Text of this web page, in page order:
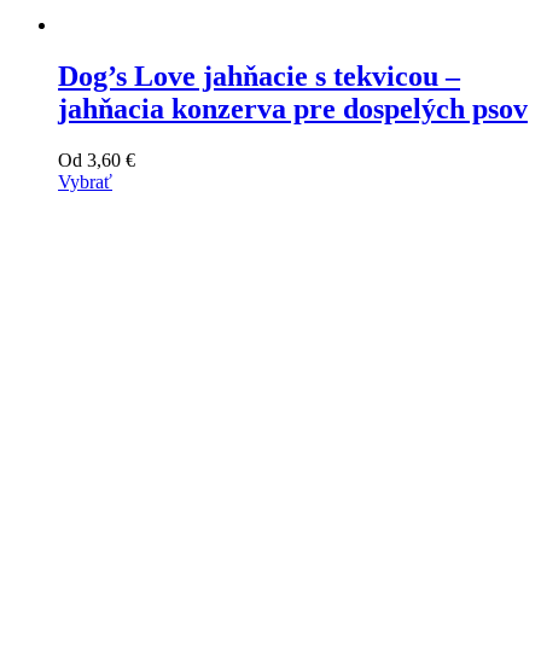
Dog’s Love jahňacie s tekvicou –
jahňacia konzerva pre dospelých psov
Od 3,60 €
Vybrať